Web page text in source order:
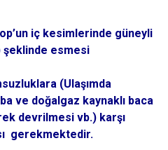
iç kesimlerinde güneyli
şeklinde esmesi
(Ulaşımda
ve doğalgaz kaynaklı baca
devrilmesi vb.) karşı
gerekmektedir.